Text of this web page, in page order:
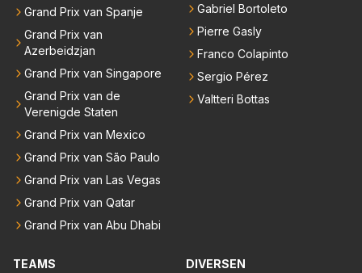
Grand Prix van Spanje
Grand Prix van
Azerbeidzjan
Grand Prix van Singapore
Grand Prix van de
Verenigde Staten
Grand Prix van Mexico
Grand Prix van São Paulo
Grand Prix van Las Vegas
Grand Prix van Qatar
Grand Prix van Abu Dhabi
Gabriel Bortoleto
Pierre Gasly
Franco Colapinto
Sergio Pérez
Valtteri Bottas
TEAMS
DIVERSEN